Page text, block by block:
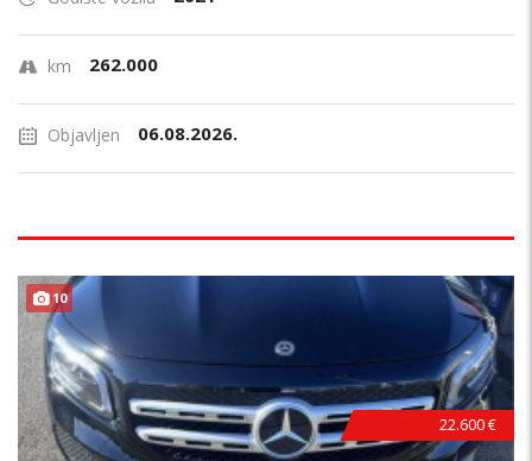
km 262.000
Objavljen 06.08.2026.
10
22.600 €